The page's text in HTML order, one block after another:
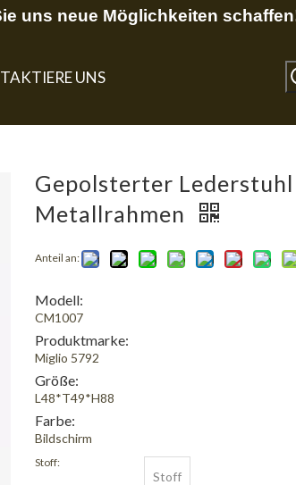
uns neue Möglichkeiten
UNS
Gepolsterter
Metallrahmen
Anteil an:
Modell:
CM1007
Produktmarke:
Miglio 5792
Größe:
L48*T49*H88
Farbe:
Bildschirm
Stoff:
Stoff